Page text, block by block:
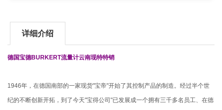
详细介绍
德国宝德BURKERT流量计云南现特特销
1946年，在德国南部的一家现货"宝帝"开始了其控制产品的制造。经过半个世
纪的不断创新开拓，到了今天"宝得公司"已发展成一个拥有三千多名员工、在德